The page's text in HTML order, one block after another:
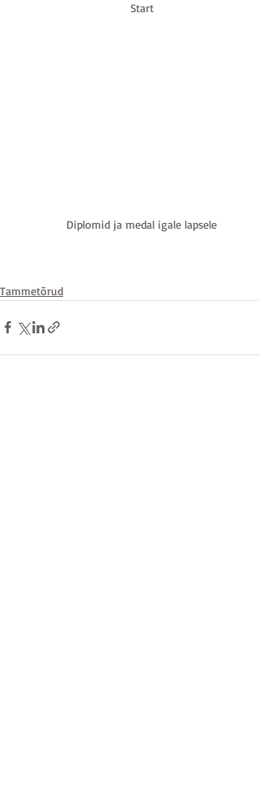
Start
Diplomid ja medal igale lapsele
Tammetõrud